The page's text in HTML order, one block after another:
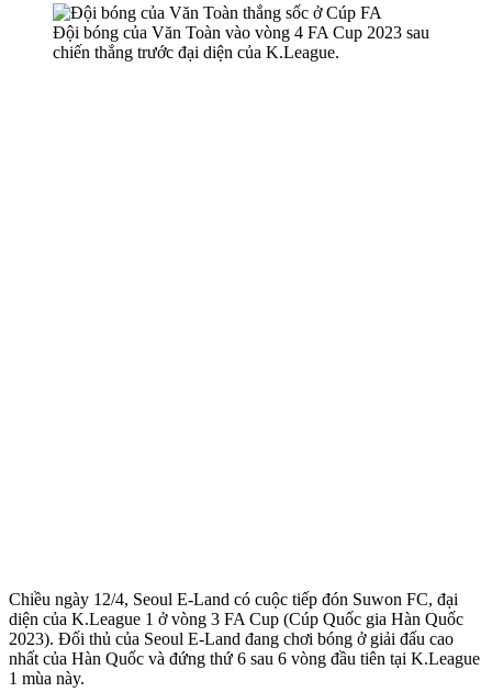
Đội bóng của Văn Toàn vào vòng 4 FA Cup 2023 sau
chiến thắng trước đại diện của K.League.
Chiều ngày 12/4, Seoul E-Land có cuộc tiếp đón Suwon FC, đại
diện của K.League 1 ở vòng 3 FA Cup (Cúp Quốc gia Hàn Quốc
2023). Đối thủ của Seoul E-Land đang chơi bóng ở giải đấu cao
nhất của Hàn Quốc và đứng thứ 6 sau 6 vòng đầu tiên tại K.League
1 mùa này.